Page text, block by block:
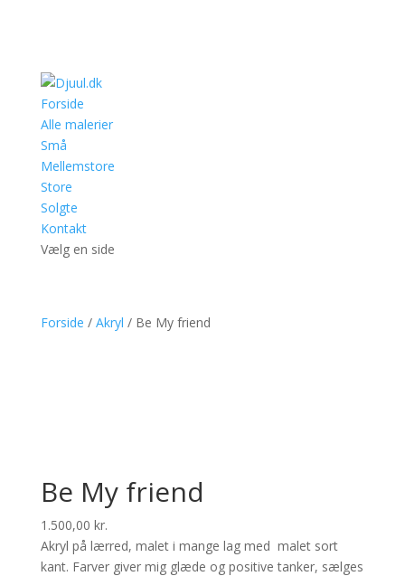
Forside
Alle malerier
Små
Mellemstore
Store
Solgte
Kontakt
Vælg en side
Forside / Akryl / Be My friend
Be My friend
1.500,00 kr.
Akryl på lærred, malet i mange lag med malet sort
kant. Farver giver mig glæde og positive tanker, sælges